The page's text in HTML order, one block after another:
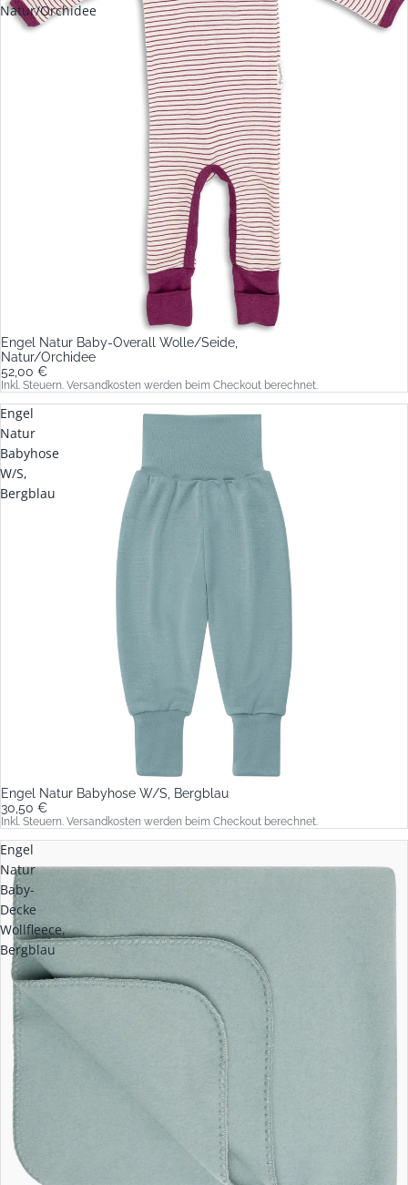
Natur/Orchidee
Engel Natur Baby-Overall Wolle/Seide,
Natur/Orchidee
52,00 €
Inkl. Steuern. Versandkosten werden beim Checkout berechnet.
Engel
Natur
Babyhose
W/S,
Bergblau
Engel Natur Babyhose W/S, Bergblau
30,50 €
Inkl. Steuern. Versandkosten werden beim Checkout berechnet.
Engel
Natur
Baby-
Decke
Wollfleece,
Bergblau